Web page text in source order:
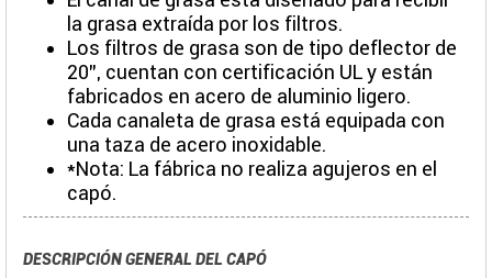
la grasa extraída por los filtros.
Los filtros de grasa son de tipo deflector de
20", cuentan con certificación UL y están
fabricados en acero de aluminio ligero.
Cada canaleta de grasa está equipada con
una taza de acero inoxidable.
*Nota: La fábrica no realiza agujeros en el
capó.
DESCRIPCIÓN GENERAL DEL CAPÓ